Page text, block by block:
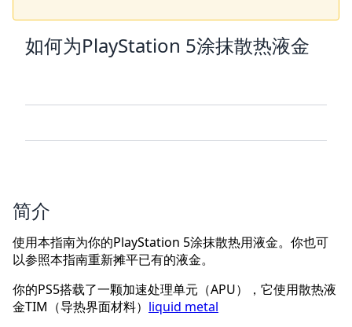
如何为PlayStation 5涂抹散热液金
简介
使用本指南为你的PlayStation 5涂抹散热用液金。你也可
以参照本指南重新摊平已有的液金。
你的PS5搭载了一颗加速处理单元（APU），它使用散热液
金TIM（导热界面材料） liquid metal